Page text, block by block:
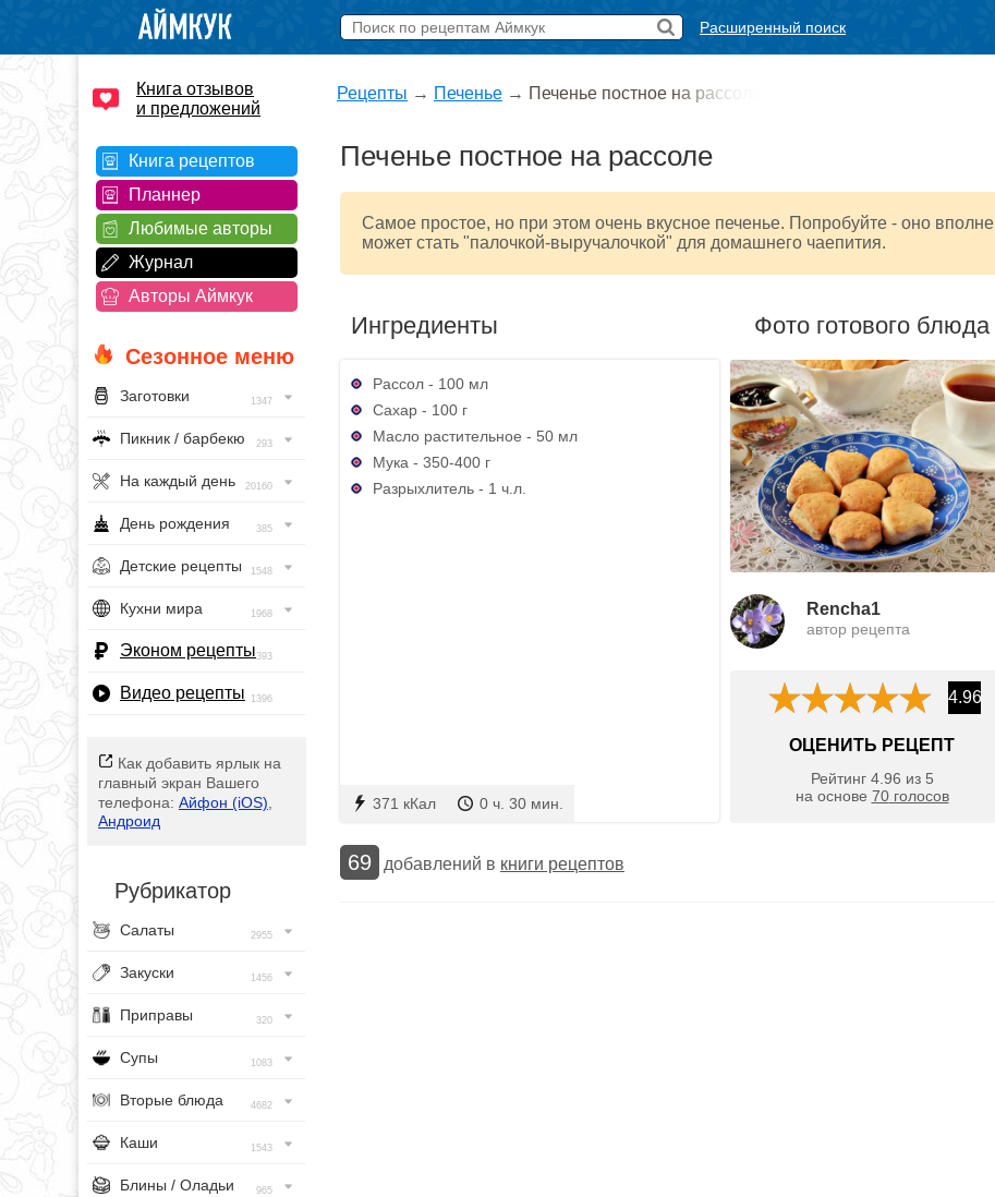
Расширенный поиск
Книга отзывов
и предложений
Книга рецептов
Планнер
Любимые авторы
Журнал
Авторы Аймкук
Сезонное меню
Заготовки 1347
Пикник / барбекю 293
На каждый день 20160
День рождения 385
Детские рецепты 1548
Кухни мира 1968
Эконом рецепты393
Видео рецепты 1396
Как добавить ярлык на
главный экран Вашего
телефона: Айфон (iOS)
Андроид
Рубрикатор
Салаты 2955
Закуски 1456
Приправы 320
Супы 1083
Вторые блюда 4682
Каши 1543
Блины / Оладьи 965
Рецепты → Печенье → Печенье постное на рассоле
Печенье постное на рассоле
Самое простое, но при этом очень вкусное печенье. Попробуйте - оно вполне
может стать "палочкой-выручалочкой" для домашнего чаепития.
Ингредиенты
Рассол - 100 мл
Сахар - 100 г
Масло растительное - 50 мл
Мука - 350-400 г
Разрыхлитель - 1 ч.л.
371 кКал 0 ч. 30 мин.
Фото готового блюда
Rencha1
автор рецепта
4.96
ОЦЕНИТЬ РЕЦЕПТ
Рейтинг 4.96 из 5
на основе 70голосов
69 добавлений в книги рецептов